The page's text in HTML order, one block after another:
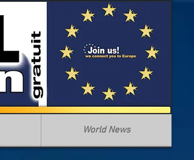
World News